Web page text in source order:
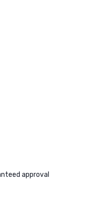
approval